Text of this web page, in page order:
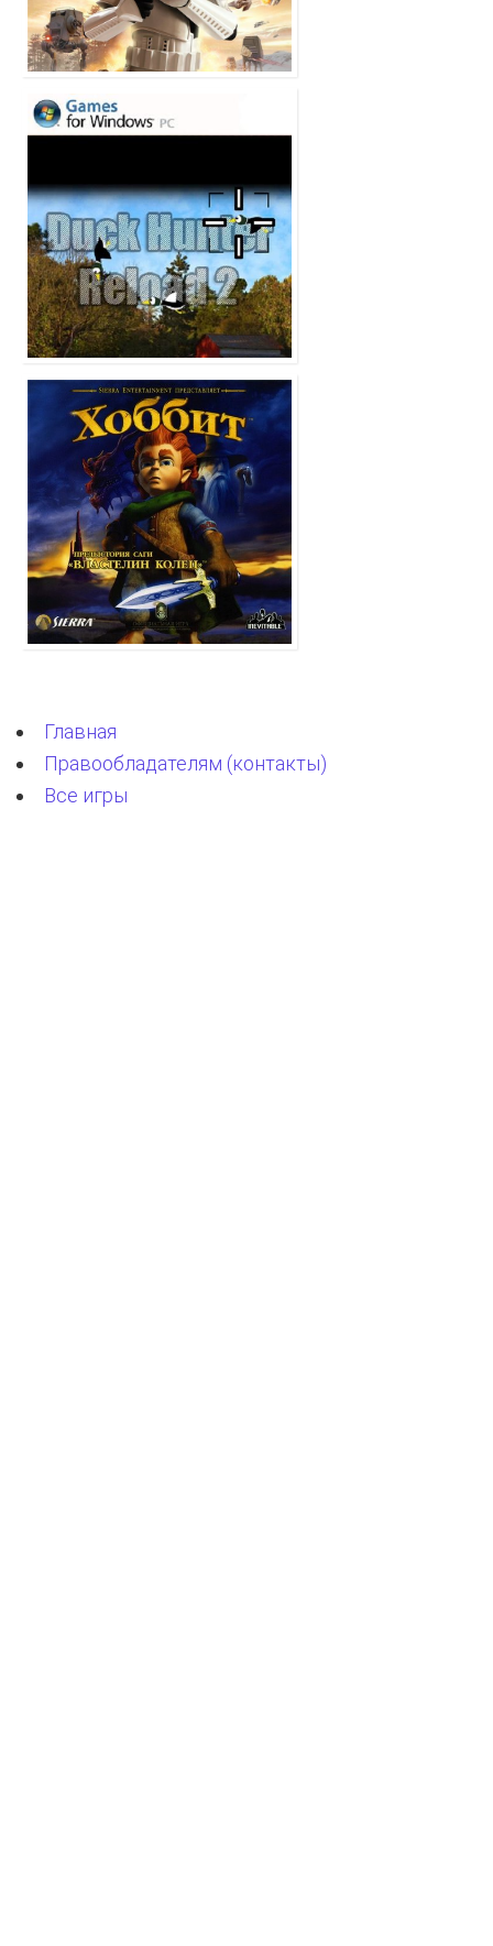
Главная
Правообладателям (контакты)
Все игры